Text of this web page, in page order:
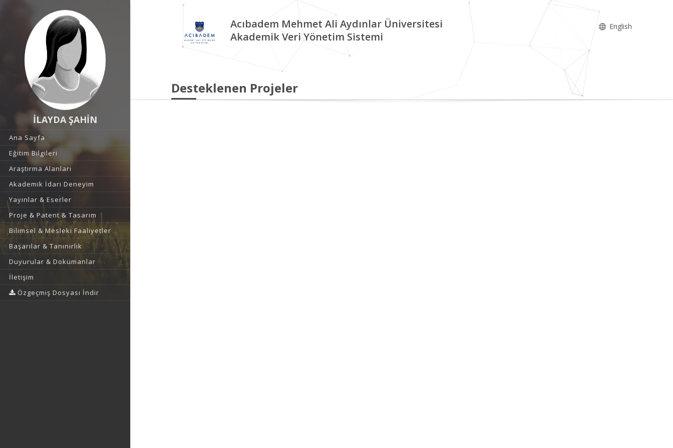
İLAYDA ŞAHİN
Ana Sayfa
Eğitim Bilgileri
Araştırma Alanları
Akademik İdari Deneyim
Yayınlar & Eserler
Proje & Patent & Tasarım
Bilimsel & Mesleki Faaliyetler
Başarılar & Tanınırlık
Duyurular & Dokümanlar
İletişim
Özgeçmiş Dosyası İndir
Acıbadem Mehmet Ali Aydınlar Üniversitesi
Akademik Veri Yönetim Sistemi
English
Desteklenen Projeler